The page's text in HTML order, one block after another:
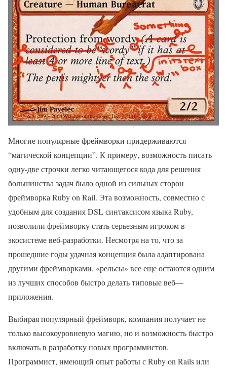
Многие популярные фреймворки придерживаются
“магической концепции”. К примеру, возможность писать
одну-две строчки легко читающегося кода для решения
большинства задач было одной из сильных сторон
фреймворка Ruby on Rail. Эта возможность, совместно с
удобным для создания DSL синтаксисом языка Ruby,
позволили фреймворку стать серьезным игроком в
экосистеме веб-разработки. Несмотря на то, что за
прошедшие годы удачная концепция была адаптирована
другими фреймворками, «рельсы» все еще остаются одним
из лучших способов быстро делать типовые веб—
приложения.
Выбирая популярный фреймворк, компания получает не
только высокоуровневую магию, но и возможность быстро
включать в разработку новых программистов.
Программист, имеющий опыт работы с Ruby on Rails или